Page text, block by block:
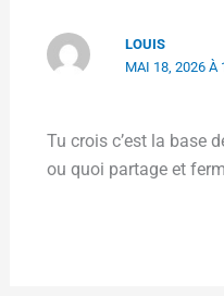
LOUIS
MAI 18, 2026 À
Tu crois c’est la base
ou quoi partage et